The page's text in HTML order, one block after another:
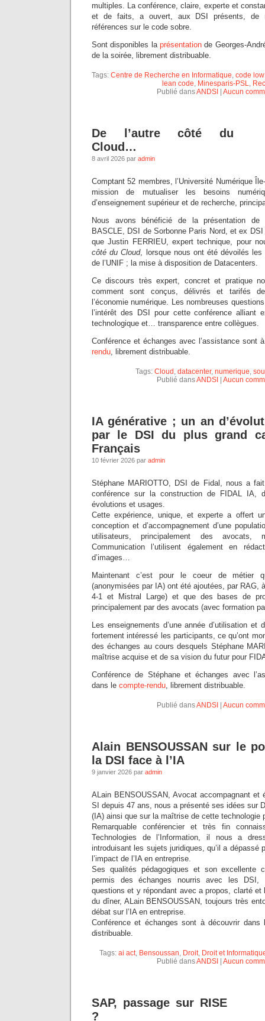
multiples. La conférence, claire, experte et
et de faits, a ouvert, aux DSI présents, de
références sur le code sobre.
Sont disponibles la présentation de Georges-
de la soirée, librement distribuable.
Tags: Centre de Recherche en Informatique, code
lean code, Minesparis-PSL,
Publié dansANDSI Aucun
De l’autre côté du
Cloud…
8 avril 2026 par admin
Comptant 52 membres, l’Université Numérique
mission de mutualiser les besoins
d’enseignement supérieur et de recherche,
Nous avons bénéficié de la présentation de
BASCLE, DSI de Sorbonne Paris Nord, et ex
que Justin FERRIEU, expert technique, pour
côté du Cloud, lorsque nous ont été dévoilés les
de l’UNIF ; la mise à disposition de Datacenters.
Ce discours très expert, concret et pratique
comment sont conçus, délivrés et tarifés
l’économie numérique. Les nombreuses
l’intérêt des DSI pour cette conférence alliant
technologique et… transparence entre collègues.
Conférence et échanges avec l’assistance sont
rendu, librement distribuable.
Tags: Cloud , datacenter, numerique,
Publié dansANDSI Aucun
IA générative ; un an
par le DSI du plus grand
Français
10 février 2026 par admin
Stéphane MARIOTTO, DSI de Fidal, nous a
conférence sur la construction de FIDAL IA,
évolutions et usages.
Cette expérience, unique, et experte a offert
conception et d’accompagnement d’une
utilisateurs, principalement des
Communication l’utilisent également en
d’images…
Maintenant c’est pour le coeur de métier
(anonymisées par IA) ont été ajoutées, par RAG,
4-1 et Mistral Large) et que des bases de
principalement par des avocats (avec formation
Les enseignements d’une année d’utilisation et
fortement intéressé les participants, ce qu’ont
des échanges au cours desquels Stéphane
maîtrise acquise et de sa vision du futur pour
Conférence de Stéphane et échanges avec
dans le compte-rendu, librement distribuable.
Publié dansANDSI Aucun
Alain BENSOUSSAN sur le
la DSI face à l’IA
9 janvier 2026 par admin
ALain BENSOUSSAN, Avocat accompagnant et
SI depuis 47 ans, nous a présenté ses idées sur
(IA) ainsi que sur la maîtrise de cette technologie
Remarquable conférencier et très fin
Technologies de l’Information, il nous a
introduisant les sujets juridiques, qu’il a dépassé
l’impact de l’IA en entreprise.
Ses qualités pédagogiques et son excellente
permis des échanges nourris avec les DSI,
questions et y répondant avec a propos, clarté et
du dîner, ALain BENSOUSSAN, toujours très
débat sur l’IA en entreprise.
Conférence et échanges sont à découvrir
distribuable.
Tags: ai act, Bensoussan, Droit, Droit et
Publié dansANDSI Aucun
SAP, passage sur RISE
?